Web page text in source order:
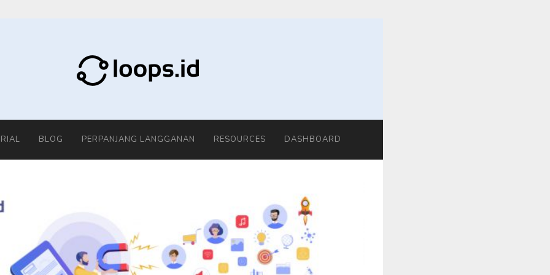
BLOG PERPANJANG LANGGANAN RESOURCES DASHBOARD